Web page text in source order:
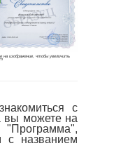
с
вы можете на
с названием